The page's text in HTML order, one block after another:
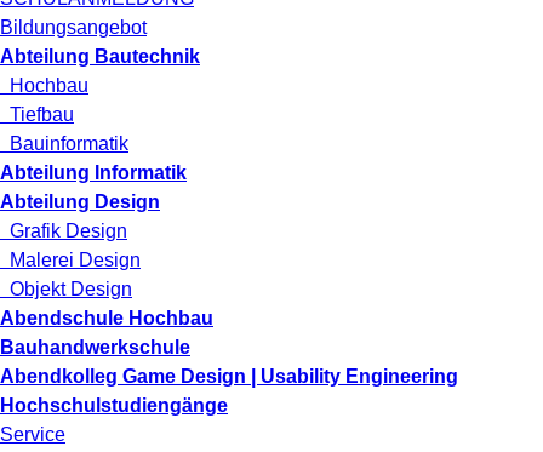
Bildungsangebot
Abteilung Bautechnik
Hochbau
Tiefbau
Bauinformatik
Abteilung Informatik
Abteilung Design
Grafik Design
Malerei Design
Objekt Design
Abendschule Hochbau
Bauhandwerkschule
Abendkolleg Game Design | Usability Engineering
Hochschulstudiengänge
Service